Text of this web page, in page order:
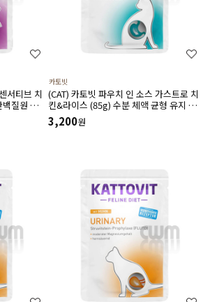
서티브 치
질원 알
카토빗
(CAT) 카토빗 파우치 인 소스 가스트로 치
킨&라이스 (85g) 수분 체액 균형 유지 저
지방 소화 췌장 기능에 도움
3,200원